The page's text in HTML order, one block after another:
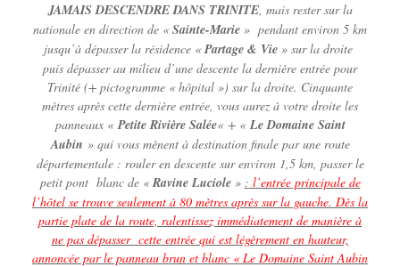
JAMAIS DESCENDRE DANS TRINITE, mais rester sur la
nationale en direction de «Sainte-Marie » pendant environ 5 km
jusqu’à dépasser la résidence «Partage & Vie» sur la droite
puis dépasser au milieu d’une descente la dernière entrée pour
Trinité (+ pictogramme « hôpital ») sur la droite. Cinquante
mètres après cette dernière entrée, vous aurez à votre droite les
panneaux «Petite Rivière Salée« + « Le Domaine Saint
Aubin » qui vous mènent à destination finale par une route
départementale : rouler en descente sur environ 1,5 km, passer le
petit pont blanc de «Ravine Luciole» : l’entrée principale de
l’hôtel se trouve seulement à 80 mètres après sur la gauche. Dès la
partie plate de la route, ralentissez immédiatement de manière à
ne pas dépasser cette entrée qui est légèrement en hauteur,
annoncée par le panneau brun et blanc « Le Domaine Saint Aubin